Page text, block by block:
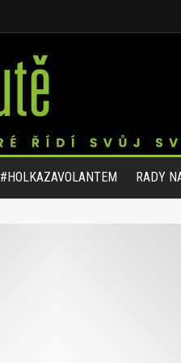
#HOLKAZAVOLANTEM RADY